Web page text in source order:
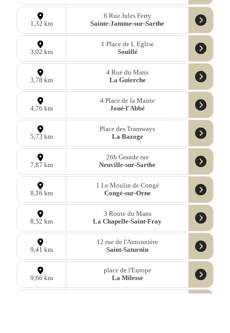
1,32 km
6 Rue Jules Ferry
Sainte-Jamme-sur-Sarthe
3,02 km
1 Place de L Eglise
Souillé
3,78 km
4 Rue du Mans
La Guierche
4,76 km
4 Place de la Mairie
Joué-l'Abbé
5,73 km
Place des Tramways
La Bazoge
7,87 km
26b Grande rue
Neuville-sur-Sarthe
8,16 km
1 Le Moulin de Congé
Congé-sur-Orne
8,52 km
3 Route du Mans
La Chapelle-Saint-Fray
9,41 km
12 rue de l'Antonnière
Saint-Saturnin
9,66 km
place de l'Europe
La Milesse